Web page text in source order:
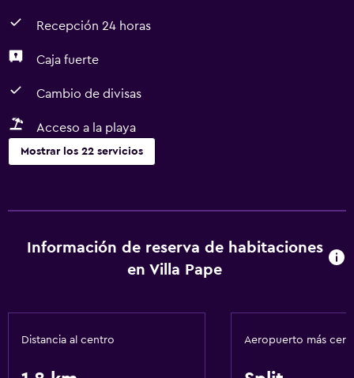
Recepción 24 horas
Caja fuerte
Cambio de divisas
Acceso a la playa
Mostrar los 22 servicios
Microondas
Nevera
Toallas de playa
Información de reserva de habitaciones
en Villa Pape
Distancia al centro Aeropuerto más